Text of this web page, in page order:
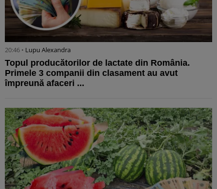
20:46 • Lupu Alexandra
Topul producătorilor de lactate din România.
Primele 3 companii din clasament au avut
împreună afaceri ...